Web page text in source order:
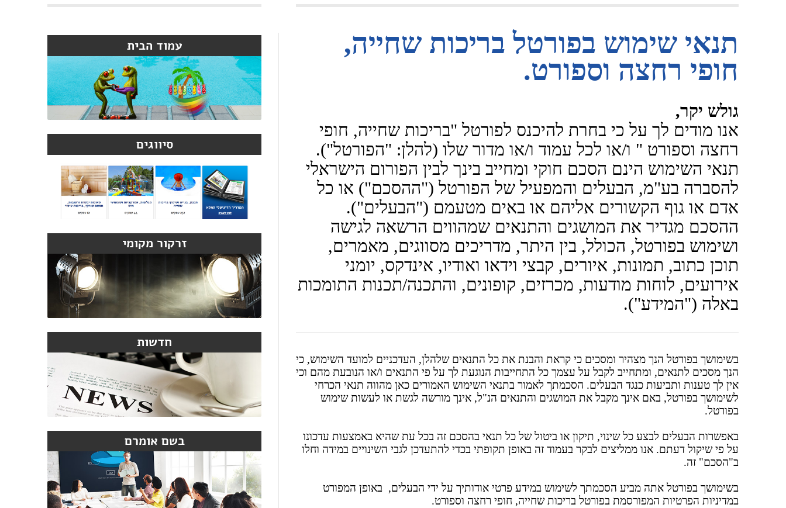
תנאי שימוש בפורטל בריכות שחייה,
חופי רחצה וספורט.
גולש יקר,
אנו מודים לך על כי בחרת להיכנס לפורטל "בריכות שחייה, חופי
רחצה וספורט " ו/או לכל עמוד ו/או מדור שלו (להלן: "הפורטל").
תנאי השימוש הינם הסכם חוקי ומחייב בינך לבין הפורום הישראלי
להסברה בע"מ, הבעלים והמפעיל של הפורטל ("ההסכם") או כל
אדם או גוף הקשורים אליהם או באים מטעמם ("הבעלים").
ההסכם מגדיר את המושגים והתנאים שמהווים הרשאה לגישה
ושימוש בפורטל, הכולל, בין היתר, מדריכים מסווגים, מאמרים,
תוכן כתוב, תמונות, איורים, קבצי וידאו ואודיו, אינדקס, יומני
אירועים, לוחות מודעות, מכרזים, קופונים, והתכנה/תכנות התומכות
באלה ("המידע").
בשימושך בפורטל הנך מצהיר ומסכים כי קראת והבנת את כל התנאים שלהלן, העדכניים למועד השימוש, כי
הנך מסכים לתנאים, ומתחייב לקבל על עצמך כל התחייבות הנוגעת לך על פי התנאים ו/או הנובעת מהם וכי
אין לך טענות ותביעות כנגד הבעלים. הסכמתך לאמור בתנאי השימוש האמורים כאן מהווה תנאי הכרחי
לשימושך בפורטל, באם אינך מקבל את המושגים והתנאים הנ"ל, אינך מורשה לגשת או לעשות שימוש
בפורטל.
באפשרות הבעלים לבצע כל שינוי, תיקון או ביטול של כל תנאי בהסכם זה בכל עת שהיא באמצעות עדכונו
על פי שיקול דעתם. אנו ממליצים לבקר בעמוד זה באופן תקופתי בכדי להתעדכן לגבי השינויים במידה וחלו
ב"הסכם" זה.
בשימושך בפורטל אתה מביע הסכמתך לשימוש במידע פרטי אודותיך על ידי הבעלים, באופן המפורט
במדיניות הפרטיות המפורסמת בפורטל בריכות שחייה, חופי רחצה וספורט.
עמוד הבית
סיווגים
זרקור מקומי
חדשות
בשם אומרם